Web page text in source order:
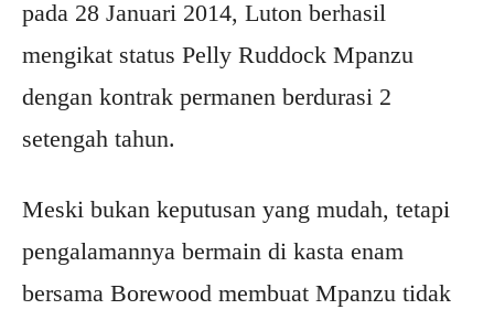
pada 28 Januari 2014, Luton berhasil
mengikat status Pelly Ruddock Mpanzu
dengan kontrak permanen berdurasi 2
setengah tahun.
Meski bukan keputusan yang mudah, tetapi
pengalamannya bermain di kasta enam
bersama Borewood membuat Mpanzu tidak